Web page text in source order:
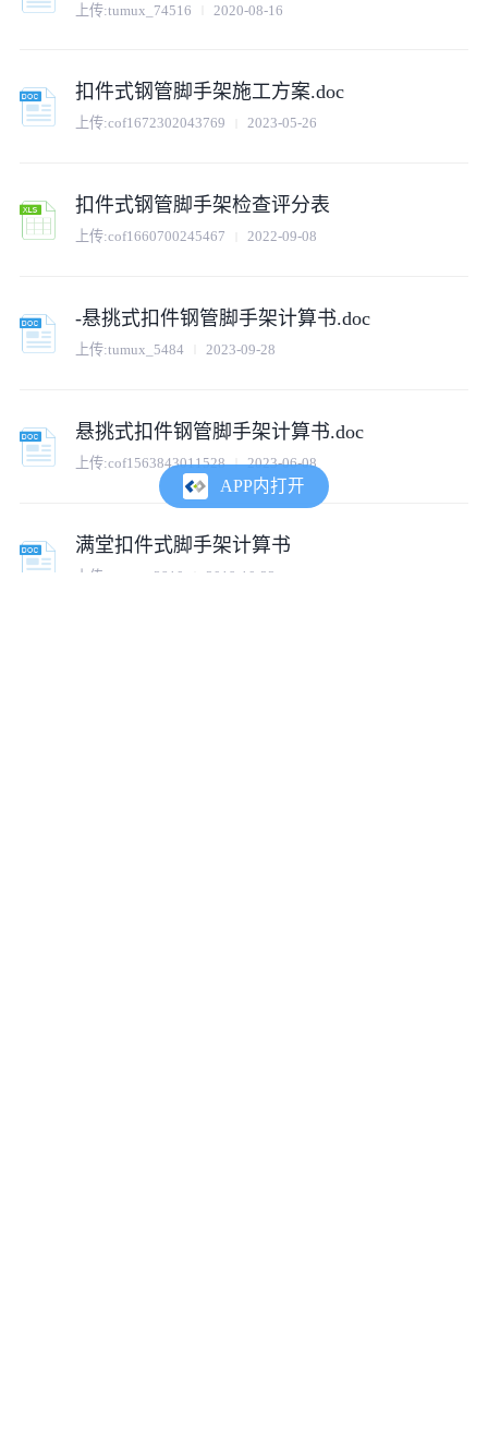
上传:tumux_74516 2020-08-16
扣件式钢管脚手架施工方案.doc
上传:cof1672302043769 2023-05-26
扣件式钢管脚手架检查评分表
上传:cof1660700245467 2022-09-08
-悬挑式扣件钢管脚手架计算书.doc
上传:tumux_5484 2023-09-28
悬挑式扣件钢管脚手架计算书.doc
上传:cof1563843011528 2023-06-08
满堂扣件式脚手架计算书
上传: tumux_3810 2019-10-22
APP内打开